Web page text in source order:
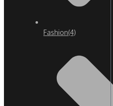
Fashion(4)